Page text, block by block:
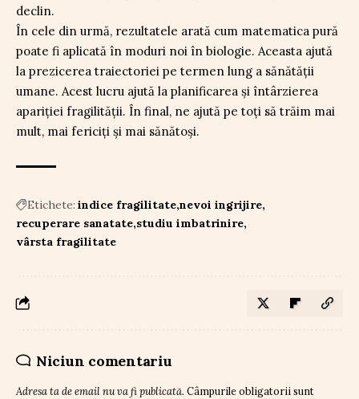
declin.
În cele din urmă, rezultatele arată cum matematica pură
poate fi aplicată în moduri noi în biologie. Aceasta ajută
la prezicerea traiectoriei pe termen lung a sănătății
umane. Acest lucru ajută la planificarea și întârzierea
apariției fragilității. În final, ne ajută pe toți să trăim mai
mult, mai fericiți și mai sănătoși.
Etichete: indice fragilitate nevoi ingrijire
recuperare sanatate studiu imbatrinire
vârsta fragilitate
Niciun comentariu
Adresa ta de email nu va fi publicată. Câmpurile obligatorii sunt